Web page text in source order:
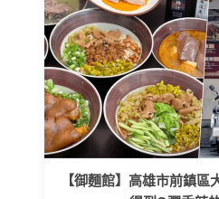
【御麵館】高雄市前鎮區